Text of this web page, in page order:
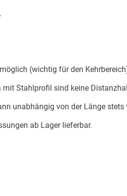
(wichtig für den
mit Stahlprofil sind keine
unabhängig von der Länge
ab Lager lieferbar.